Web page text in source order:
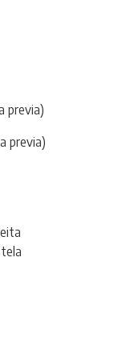
previa)
previa)